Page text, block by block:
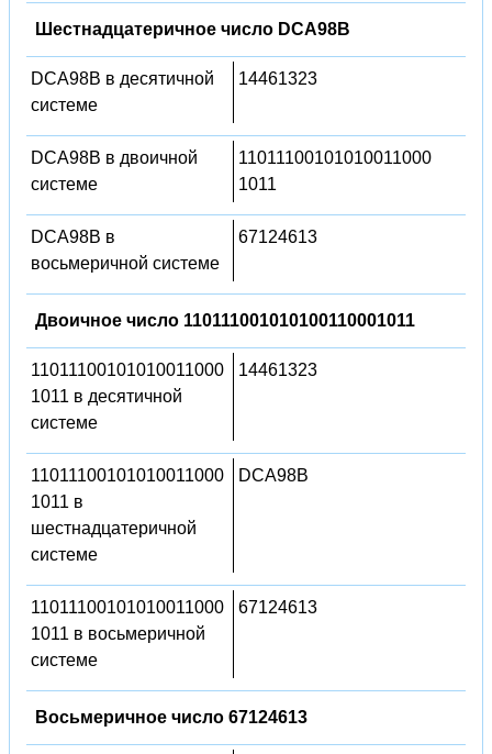
Шестнадцатеричное число DCA98B
DCA98B в десятичной
системе
14461323
DCA98B в двоичной
системе
11011100101010011000
1011
DCA98B в
восьмеричной системе
67124613
Двоичное число 110111001010100110001011
11011100101010011000
1011 в десятичной
системе
14461323
11011100101010011000
1011 в
шестнадцатеричной
системе
DCA98B
11011100101010011000
1011 в восьмеричной
системе
67124613
Восьмеричное число 67124613